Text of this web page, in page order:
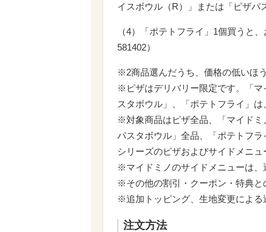
イスボウル（R）」または「ピザパ
（4）「ポテトフライ」1個買うと
581402）
※2商品選んだうち、価格の低いほ
※ピザはデリバリー限定です。「
スタボウル」、「ポテトフライ」
※対象商品はピザ全品、「マイド
パスタボウル」全品、「ポテトフ
シリーズのピザおよびサイドメニュ
※マイドミノのサイドメニューは、
※その他の割引・クーポン・特典と
※追加トッピング、生地変更による
注文方法